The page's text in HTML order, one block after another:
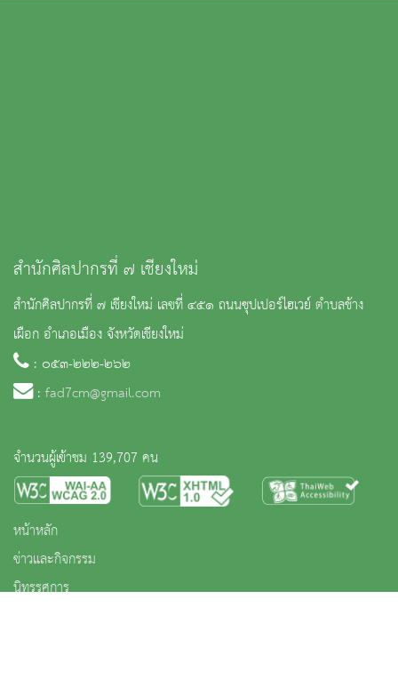
สำนักศิลปากรที่ ๗ เชียงใหม่
สำนักศิลปากรที่ ๗ เชียงใหม่ เลขที่ ๔๕๑ ถนนซุปเปอร์ไฮเวย์ ตำบลช้าง
เผือก อำเภอเมือง จังหวัดเชียงใหม่
: ๐๕๓-๒๒๒-๒๖๒
: fad7cm@gmail.com
จำนวนผู้เข้าชม 139,707 คน
หน้าหลัก
ข่าวและกิจกรรม
นิทรรศการ